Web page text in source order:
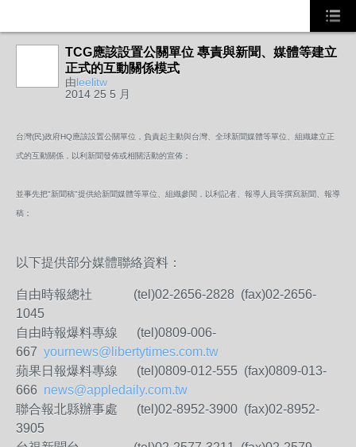
TCG應該設置公關單位 專責與新聞、媒體等建立
正式的互動關係模式
由leelitw
2014 25 5 月
台灣(民)政府HQ應該設置公關單位，負責起主動與台灣、全球新聞媒體等單位、組織建立正
式的互動關係，以利新聞發佈或相關活動的宣佈；
並事先把"新聞稿"提供給新聞媒體等單位、組織參閱，以利記者、報導人員等撰寫新聞、報導
稿；
以下提供部分媒體聯絡資料：
自由時報總社 (tel)02-2656-2828 (fax)02-2656-
1045
自由時報爆料專線 (tel)0809-006-
667 yournews@libertytimes.com.tw
蘋果日報爆料專線 (tel)0809-012-555 (fax)0809-013-
666 news@appledaily.com.tw
聯合報北縣辦事處 (tel)02-8952-3900 (fax)02-8952-
3905